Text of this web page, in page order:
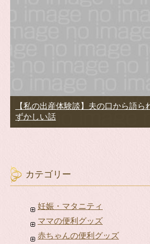
【私の出産体験談】夫の口から語ら
ずかしい話
カテゴリー
妊娠・マタニティ
ママの便利グッズ
赤ちゃんの便利グッズ